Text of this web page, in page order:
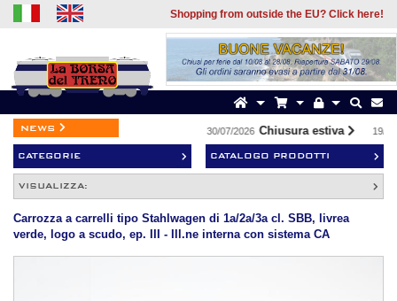
Shopping from outside the EU? Click here!
news 30/07/2026 Chiusura estiva 19/
CATEGORIE CATALOGO PRODOTTI
VISUALIZZA:
Carrozza a carrelli tipo Stahlwagen di 1a/2a/3a cl. SBB, livrea
verde, logo a scudo, ep. III - Ill.ne interna con sistema CA